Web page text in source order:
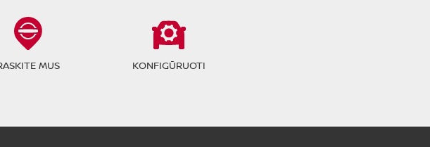
MUS KONFIGŪRUOTI